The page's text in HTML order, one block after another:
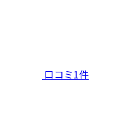
口コミ1件